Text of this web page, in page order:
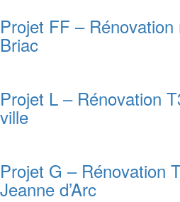
Projet FF –
Briac
Projet L – Rénovation
ville
Projet G – Rénovation
Jeanne d’Arc